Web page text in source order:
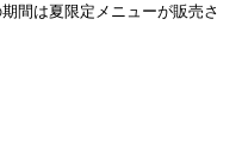
間は夏限定メニューが販売さ